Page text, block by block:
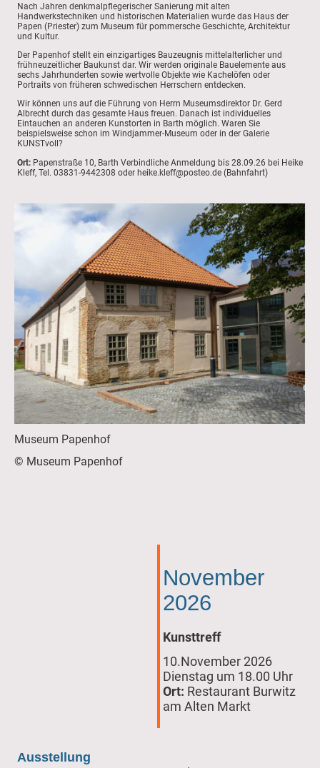
Nach Jahren denkmalpflegerischer Sanierung mit alten
Handwerkstechniken und historischen Materialien wurde das Haus der
Papen (Priester) zum Museum für pommersche Geschichte, Architektur
und Kultur.
Der Papenhof stellt ein einzigartiges Bauzeugnis mittelalterlicher und
frühneuzeitlicher Baukunst dar. Wir werden originale Bauelemente aus
sechs Jahrhunderten sowie wertvolle Objekte wie Kachelöfen oder
Portraits von früheren schwedischen Herrschern entdecken.
Wir können uns auf die Führung von Herrn Museumsdirektor Dr. Gerd
Albrecht durch das gesamte Haus freuen. Danach ist individuelles
Eintauchen an anderen Kunstorten in Barth möglich. Waren Sie
beispielsweise schon im Windjammer-Museum oder in der Galerie
KUNSTvoll?
Ort: Papenstraße 10, Barth Verbindliche Anmeldung bis 28.09.26 bei Heike
Kleff, Tel. 03831-9442308 oder heike.kleff@posteo.de (Bahnfahrt)
Museum Papenhof
© Museum Papenhof
November
2026
Kunsttreff
10.November 2026
Dienstag um 18.00 Uhr
Ort: Restaurant Burwitz
am Alten Markt
Ausstellung